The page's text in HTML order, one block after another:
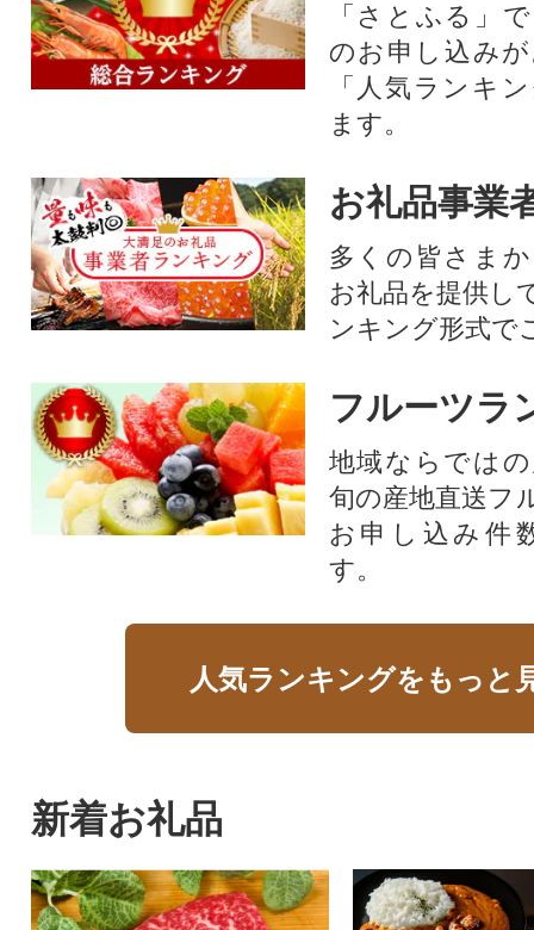
「さとふる」
のお申し込み
「人気ランキ
ます。
お礼品事業
多くの皆さま
お礼品を提供し
ンキング形式で
フルーツラ
地域ならでは
旬の産地直送フ
お申し込み件
す。
人気ランキングをもっと
新着お礼品